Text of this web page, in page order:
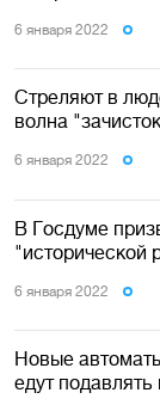
6 января 2022
Стреляют в
волна
6 января 2022
В Госдуме
"исторической
6 января 2022
Новые
едут